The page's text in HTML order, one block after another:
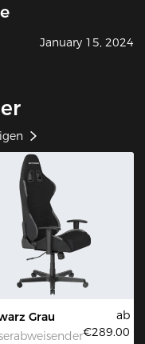
January 15, 2024
Grau
ab
€289.00